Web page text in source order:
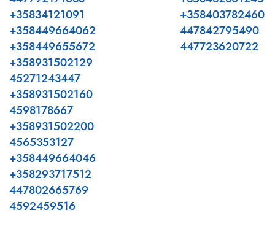
+35834121091
+358449664062
+358449655672
+358403782460
447842795490
447723620722
+358931502129
45271243447
+358931502160
4598178667
+358931502200
4565353127
+358449664046
+358293717512
447802665769
4592459516